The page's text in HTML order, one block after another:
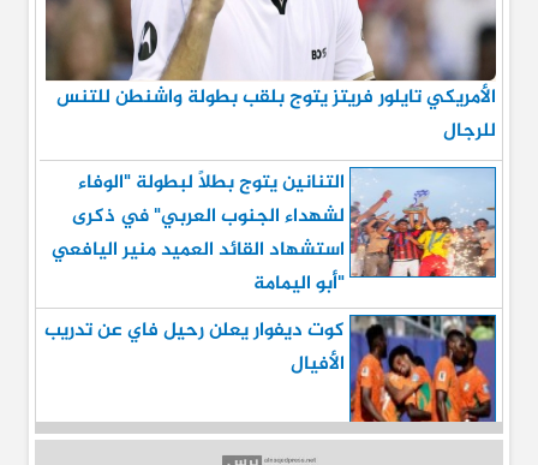
الأمريكي تايلور فريتز يتوج بلقب بطولة واشنطن للتنس
للرجال
التنانين يتوج بطلاً لبطولة "الوفاء
لشهداء الجنوب العربي" في ذكرى
استشهاد القائد العميد منير اليافعي
"أبو اليمامة
كوت ديفوار يعلن رحيل فاي عن تدريب
الأفيال